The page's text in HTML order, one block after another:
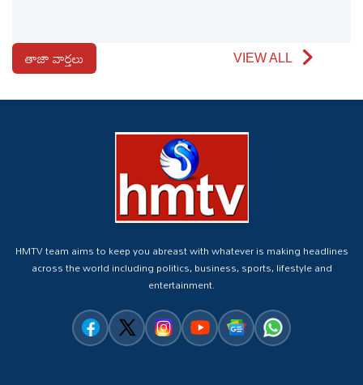
తాజా వార్తలు VIEW ALL
HMTV team aims to keep you abreast with whatever is making headlines
across the world including politics, business, sports, lifestyle and
entertainment.